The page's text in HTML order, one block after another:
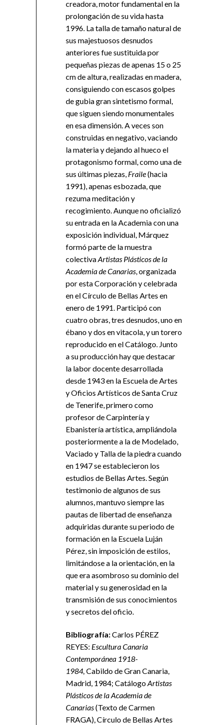
creadora, motor fundamental en la
prolongación de su vida hasta
1996. La talla de tamaño natural de
sus majestuosos desnudos
anteriores fue sustituida por
pequeñas piezas de apenas 15 o 25
cm de altura, realizadas en madera,
consiguiendo con escasos golpes
de gubia gran sintetismo formal,
que siguen siendo monumentales
en esa dimensión. A veces son
construidas en negativo, vaciando
la materia y dejando al hueco el
protagonismo formal, como una de
sus últimas piezas, Fraile(hacia
1991), apenas esbozada, que
rezuma meditación y
recogimiento. Aunque no oficializó
su entrada en la Academia con una
exposición individual, Márquez
formó parte de la muestra
colectivaArtistas Plásticos de la
Academia de Canarias, organizada
por esta Corporación y celebrada
en el Círculo de Bellas Artes en
enero de 1991. Participó con
cuatro obras, tres desnudos, uno en
ébano y dos en vitacola, y un torero
reproducido en el Catálogo. Junto
a su producción hay que destacar
la labor docente desarrollada
desde 1943 en la Escuela de Artes
y Oficios Artísticos de Santa Cruz
de Tenerife, primero como
profesor de Carpintería y
Ebanistería artística, ampliándola
posteriormente a la de Modelado,
Vaciado y Talla de la piedra cuando
en 1947 se establecieron los
estudios de Bellas Artes. Según
testimonio de algunos de sus
alumnos, mantuvo siempre las
pautas de libertad de enseñanza
adquiridas durante su periodo de
formación en la Escuela Luján
Pérez, sin imposición de estilos,
limitándose a la orientación, en la
que era asombroso su dominio del
material y su generosidad en la
transmisión de sus conocimientos
y secretos del oficio.
Bibliografía:Carlos PÉREZ
REYES: Escultura Canaria
Contemporánea 1918-
1984,Cabildo de Gran Canaria,
Madrid, 1984; CatálogoArtistas
Plásticos de la Academia de
Canarias(Texto de Carmen
FRAGA), Círculo de Bellas Artes